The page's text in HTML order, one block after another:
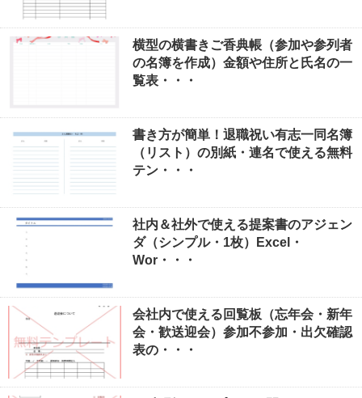
横型の横書きご香典帳（参加や参列者
の名簿を作成）金額や住所と氏名の一
覧表・・・
書き方が簡単！退職祝い有志一同名簿
（リスト）の別紙・連名で使える無料
テン・・・
社内＆社外で使える提案書のアジェン
ダ（シンプル・1枚）Excel・
Wor・・・
会社内で使える回覧板（忘年会・新年
会・歓送迎会）参加不参加・出欠確認
表の・・・